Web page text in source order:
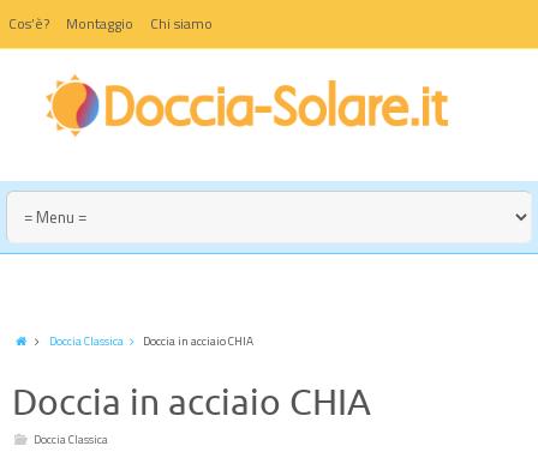
Cos’è? Montaggio Chi siamo
Doccia Classica Doccia in acciaio CHIA
Doccia in acciaio CHIA
Doccia Classica